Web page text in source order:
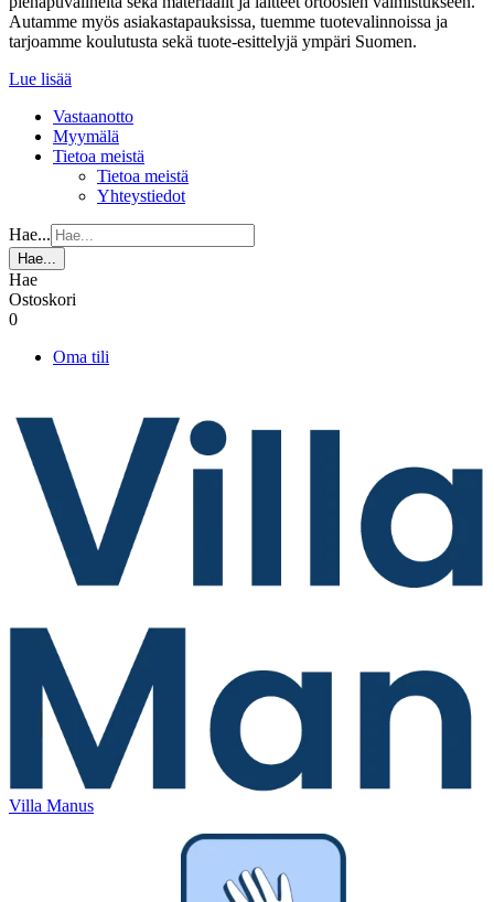
Autamme myös asiakastapauksissa, tuemme tuotevalinnoissa ja
tarjoamme koulutusta sekä tuote-esittelyjä ympäri Suomen.
Lue lisää
Vastaanotto
Myymälä
Tietoa meistä
Tietoa meistä
Yhteystiedot
Hae...
Hae...
Hae
Ostoskori
0
Oma tili
Villa Manus